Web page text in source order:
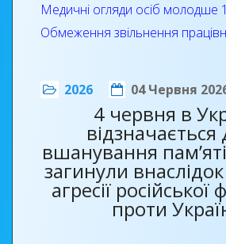
Медичні огляди осіб молодше
Обмеження звільнення
Охорона праці для
2026 04 Червня
4 червня в
вшанування пам’яті
загинули
агресії російської
проти